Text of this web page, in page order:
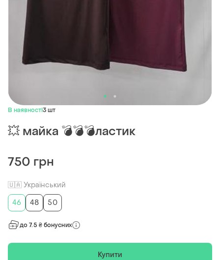
В наявності3 шт
💥 майка 💣💣💣ластик
750 грн
🇺🇦 Український
46
48 50
до 7.5 ₴ бонусних
Купити